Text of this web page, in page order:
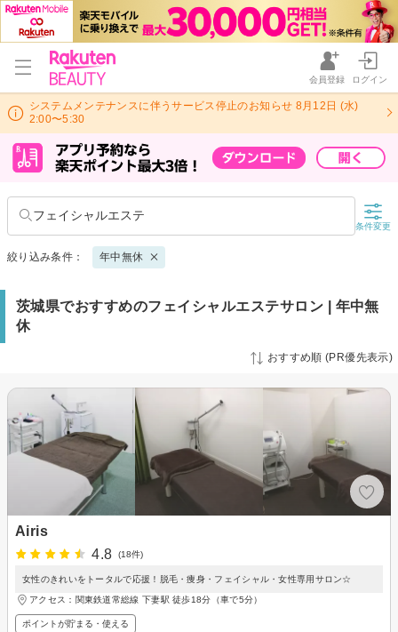
会員登録 ログイン
システムメンテナンスに伴うサービス停止のお知らせ 8月12日 (水)
2:00〜5:30
フェイシャルエステ
条件変更
絞り込み条件： 年中無休
茨城県でおすすめのフェイシャルエステサロン | 年中無
休
おすすめ順 (PR優先表示)
Airis
4.8
(18件)
女性のきれいをトータルで応援！脱毛・痩身・フェイシャル・女性専用サロン☆
アクセス：関東鉄道常総線 下妻駅 徒歩18分（車で5分）
ポイントが貯まる・使える